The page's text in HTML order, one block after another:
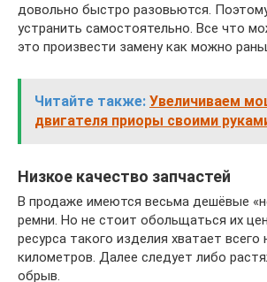
довольно быстро разовьются.
устранить самостоятельно. Все что
это произвести замену как можно
Читайте также: Увеличиваем
двигателя приоры своими
Низкое качество запчастей
В продаже имеются весьма дешёвые
ремни. Но не стоит обольщаться их
ресурса такого изделия хватает всего
километров. Далее следует либо
обрыв.